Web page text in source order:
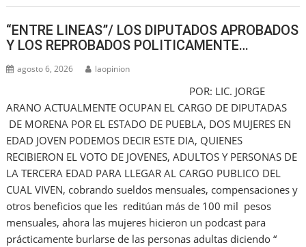
“ENTRE LINEAS”/ LOS DIPUTADOS APROBADOS
Y LOS REPROBADOS POLITICAMENTE…
agosto 6, 2026 laopinion
POR: LIC. JORGE
ARANO ACTUALMENTE OCUPAN EL CARGO DE DIPUTADAS
DE MORENA POR EL ESTADO DE PUEBLA, DOS MUJERES EN
EDAD JOVEN PODEMOS DECIR ESTE DIA, QUIENES
RECIBIERON EL VOTO DE JOVENES, ADULTOS Y PERSONAS DE
LA TERCERA EDAD PARA LLEGAR AL CARGO PUBLICO DEL
CUAL VIVEN, cobrando sueldos mensuales, compensaciones y
otros beneficios que les reditúan más de 100 mil pesos
mensuales, ahora las mujeres hicieron un podcast para
prácticamente burlarse de las personas adultas diciendo “